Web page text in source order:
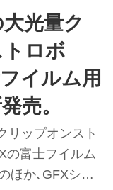
光量ク
トロボ
イルム用
売。
リップオンスト
の富士フイルム
ほか､GFXシリ